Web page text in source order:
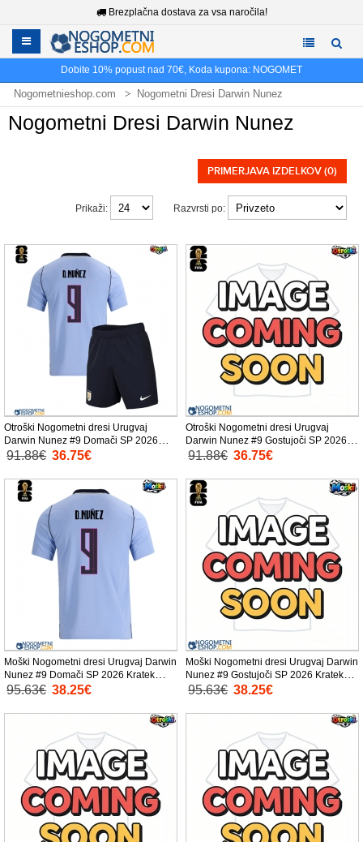
Brezplačna dostava za vsa naročila!
Dobite 10% popust nad 70€, Koda kupona: NOGOMET
Nogometnieshop.com Nogometni Dresi Darwin Nunez
Nogometni Dresi Darwin Nunez
PRIMERJAVA IZDELKOV (0)
Razvrsti po:
Prikaži:
Otroški Nogometni dresi Urugvaj
Darwin Nunez #9 Domači SP 2026
Kratek Rokav (+ Kratke hlače)
91.88€ 36.75€
Otroški Nogometni dresi Urugvaj
Darwin Nunez #9 Gostujoči SP 2026
Kratek Rokav (+ Kratke hlače)
91.88€ 36.75€
Moški Nogometni dresi Urugvaj Darwin
Nunez #9 Domači SP 2026 Kratek
Rokav
95.63€ 38.25€
Moški Nogometni dresi Urugvaj Darwin
Nunez #9 Gostujoči SP 2026 Kratek
Rokav
95.63€ 38.25€